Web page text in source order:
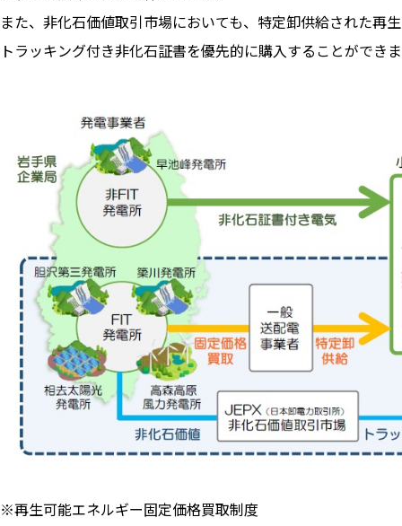
また、非化石価値取引市場においても、特定卸供給された再
トラッキング付き非化石証書を優先的に購入することがで
※再生可能エネルギー固定価格買取制度